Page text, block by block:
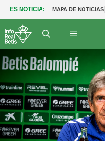
ES NOTICIA: MAPA DE NOTICIAS|